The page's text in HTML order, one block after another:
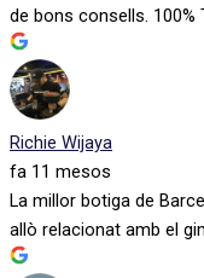
de bons consells. 100%
Richie Wijaya
fa 11 mesos
La millor botiga de
allò relacionat amb el